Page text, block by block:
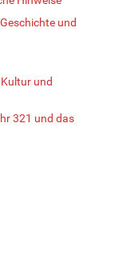
und
und
321 und das